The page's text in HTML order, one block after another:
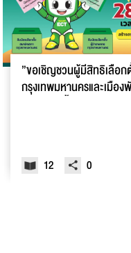
”ขอเชิญชวนผู้มีสิทธิเลือก
กรุงเทพมหานครและเมือง
12 0